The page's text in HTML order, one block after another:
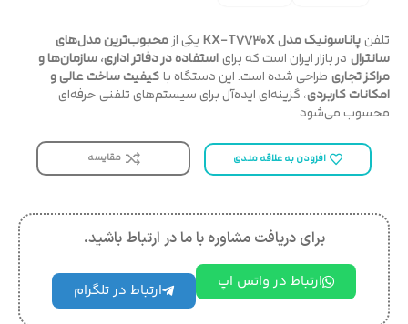
تلفنپاناسونیک مدل KX-T7730X یکی ازمحبوب‌ترین مدل‌های
سانترال در بازار ایران است که برایاستفاده در دفاتر اداری، سازمان‌ها و
مراکز تجاری طراحی شده است. این دستگاه باکیفیت ساخت عالی و
امکانات کاربردی، گزینه‌ای ایده‌آل برای سیستم‌های تلفنی حرفه‌ای
محسوب می‌شود.
افزودن به علاقه مندی مقایسه
برای دریافت مشاوره با ما در ارتباط باشید.
ارتباط در واتس اپ ارتباط در تلگرام